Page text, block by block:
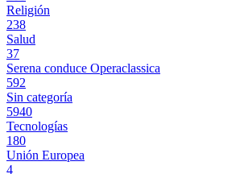
Religión
238
Salud
37
Serena conduce Operaclassica
592
Sin categoría
5940
Tecnologías
180
Unión Europea
4